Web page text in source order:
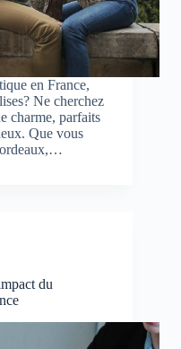
en France,
Ne cherchez
charme, parfaits
Que vous
du